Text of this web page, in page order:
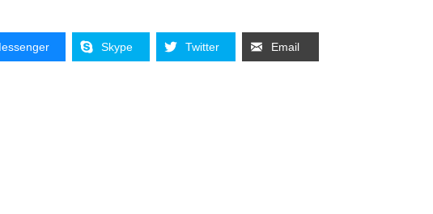
Skype Twitter Email